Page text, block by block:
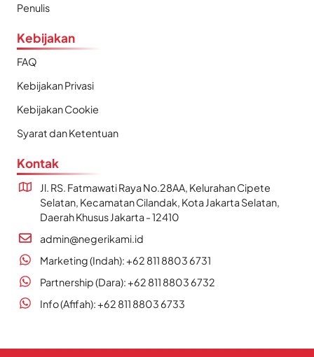
Penulis
Kebijakan
FAQ
Kebijakan Privasi
Kebijakan Cookie
Syarat dan Ketentuan
Kontak
Jl. RS. Fatmawati Raya No.28AA, Kelurahan Cipete
Selatan, Kecamatan Cilandak, Kota Jakarta Selatan,
Daerah Khusus Jakarta - 12410
admin@negerikami.id
Marketing (Indah): +62 811 8803 6731
Partnership (Dara): +62 811 8803 6732
Info (Afifah): +62 811 8803 6733